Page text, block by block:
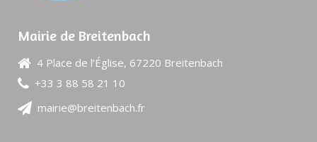
Mairie de Breitenbach
4 Place de l’Église, 67220 Breitenbach
+33 3 88 58 21 10
mairie@breitenbach.fr